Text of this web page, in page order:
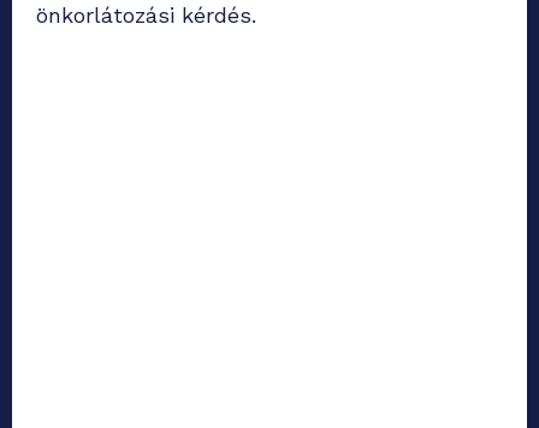
önkorlátozási kérdés.